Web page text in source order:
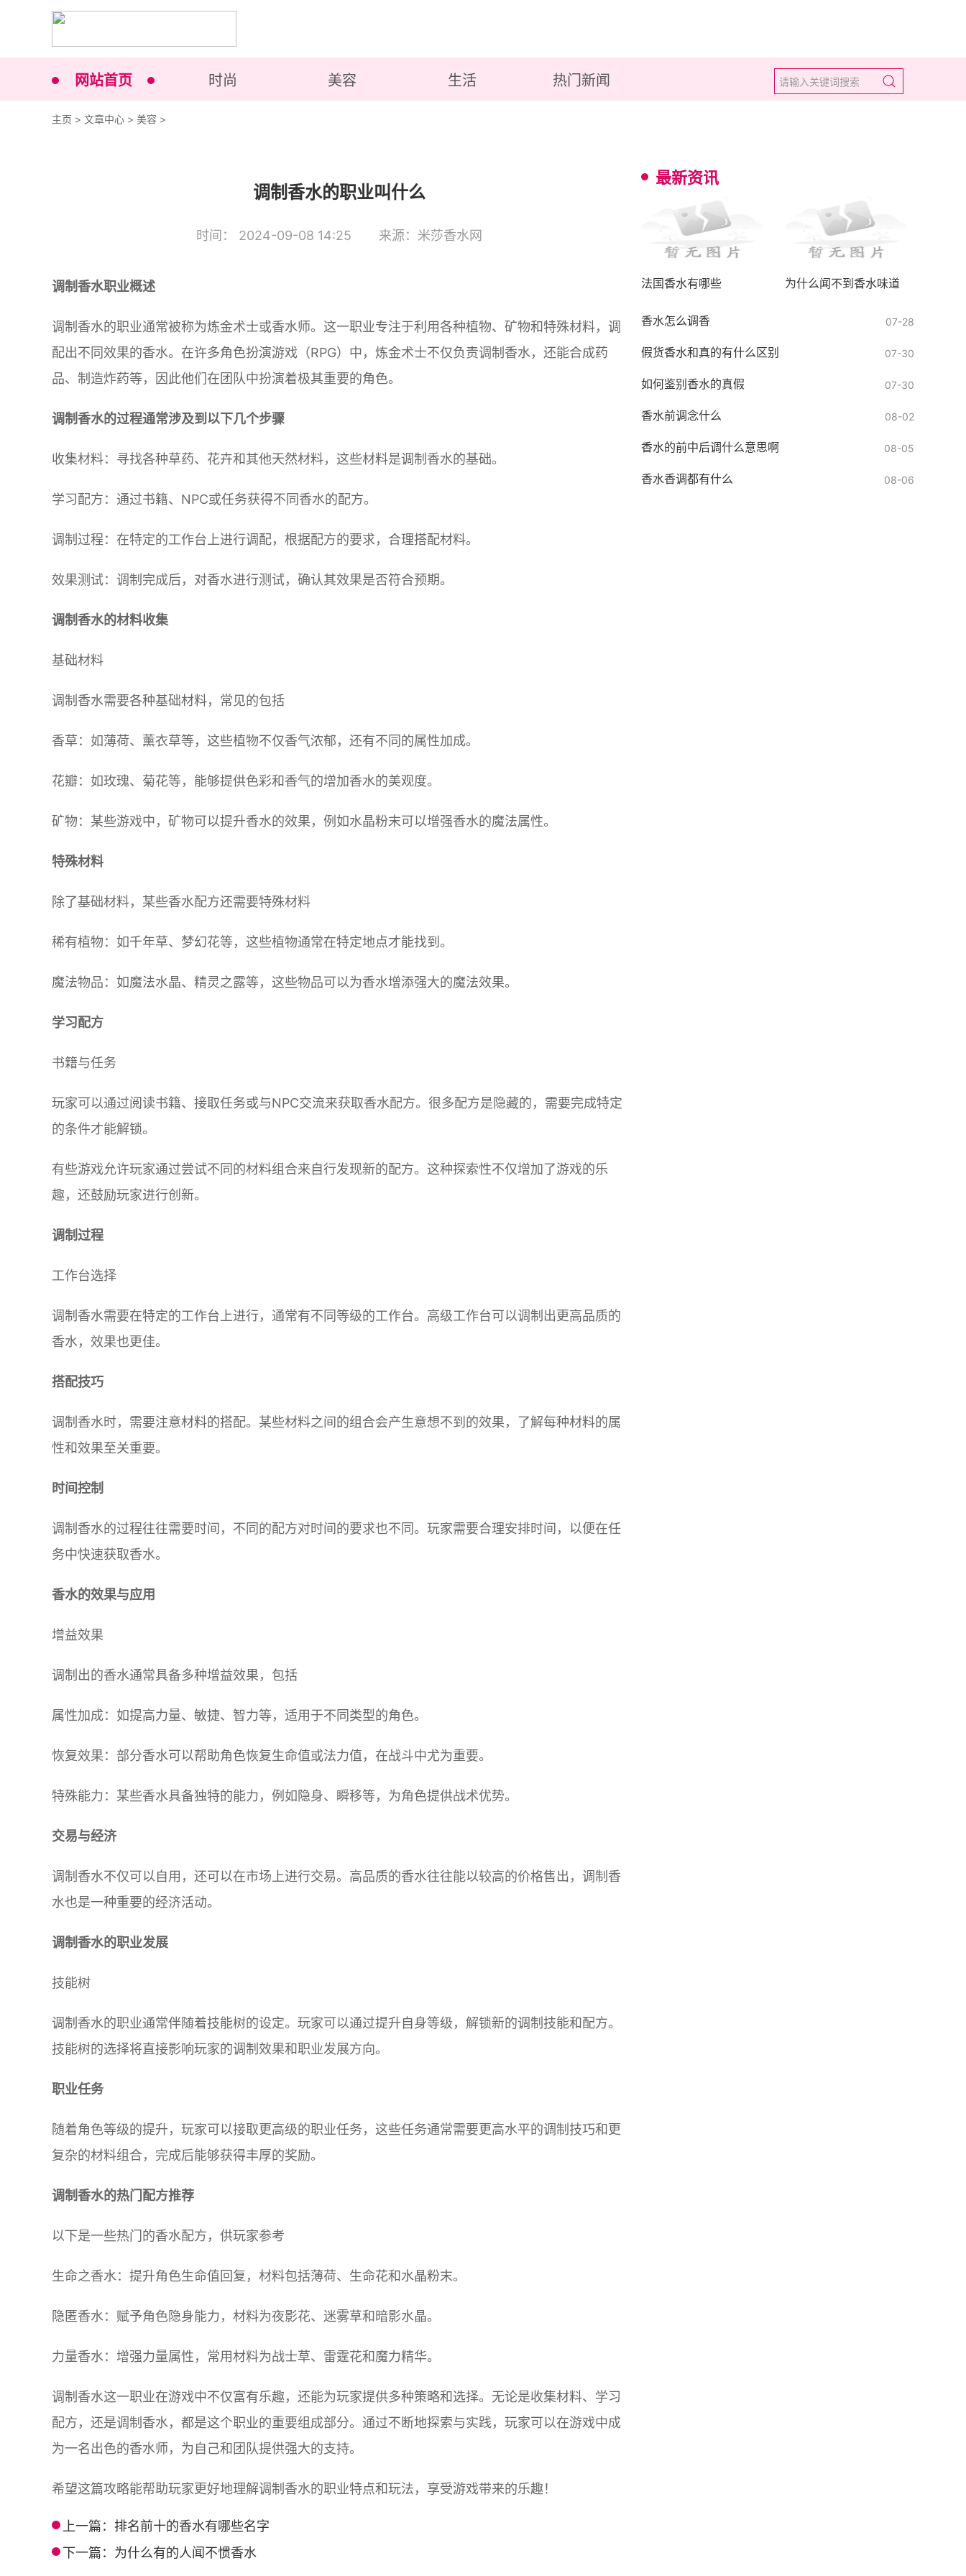
网站首页 时尚 美容 生活 热门新闻
主页 > 文章中心 > 美容 >
调制香水的职业叫什么
时间： 2024-09-08 14:25 来源：米莎香水网
调制香水职业概述
调制香水的职业通常被称为炼金术士或香水师。这一职业专注于利用各种植物、矿物和特殊材料，调
配出不同效果的香水。在许多角色扮演游戏（RPG）中，炼金术士不仅负责调制香水，还能合成药
品、制造炸药等，因此他们在团队中扮演着极其重要的角色。
调制香水的过程通常涉及到以下几个步骤
收集材料：寻找各种草药、花卉和其他天然材料，这些材料是调制香水的基础。
学习配方：通过书籍、NPC或任务获得不同香水的配方。
调制过程：在特定的工作台上进行调配，根据配方的要求，合理搭配材料。
效果测试：调制完成后，对香水进行测试，确认其效果是否符合预期。
调制香水的材料收集
基础材料
调制香水需要各种基础材料，常见的包括
香草：如薄荷、薰衣草等，这些植物不仅香气浓郁，还有不同的属性加成。
花瓣：如玫瑰、菊花等，能够提供色彩和香气的增加香水的美观度。
矿物：某些游戏中，矿物可以提升香水的效果，例如水晶粉末可以增强香水的魔法属性。
特殊材料
除了基础材料，某些香水配方还需要特殊材料
稀有植物：如千年草、梦幻花等，这些植物通常在特定地点才能找到。
魔法物品：如魔法水晶、精灵之露等，这些物品可以为香水增添强大的魔法效果。
学习配方
书籍与任务
玩家可以通过阅读书籍、接取任务或与NPC交流来获取香水配方。很多配方是隐藏的，需要完成特定
的条件才能解锁。
有些游戏允许玩家通过尝试不同的材料组合来自行发现新的配方。这种探索性不仅增加了游戏的乐
趣，还鼓励玩家进行创新。
调制过程
工作台选择
调制香水需要在特定的工作台上进行，通常有不同等级的工作台。高级工作台可以调制出更高品质的
香水，效果也更佳。
搭配技巧
调制香水时，需要注意材料的搭配。某些材料之间的组合会产生意想不到的效果，了解每种材料的属
性和效果至关重要。
时间控制
调制香水的过程往往需要时间，不同的配方对时间的要求也不同。玩家需要合理安排时间，以便在任
务中快速获取香水。
香水的效果与应用
增益效果
调制出的香水通常具备多种增益效果，包括
属性加成：如提高力量、敏捷、智力等，适用于不同类型的角色。
恢复效果：部分香水可以帮助角色恢复生命值或法力值，在战斗中尤为重要。
特殊能力：某些香水具备独特的能力，例如隐身、瞬移等，为角色提供战术优势。
交易与经济
调制香水不仅可以自用，还可以在市场上进行交易。高品质的香水往往能以较高的价格售出，调制香
水也是一种重要的经济活动。
调制香水的职业发展
技能树
调制香水的职业通常伴随着技能树的设定。玩家可以通过提升自身等级，解锁新的调制技能和配方。
技能树的选择将直接影响玩家的调制效果和职业发展方向。
职业任务
随着角色等级的提升，玩家可以接取更高级的职业任务，这些任务通常需要更高水平的调制技巧和更
复杂的材料组合，完成后能够获得丰厚的奖励。
调制香水的热门配方推荐
以下是一些热门的香水配方，供玩家参考
生命之香水：提升角色生命值回复，材料包括薄荷、生命花和水晶粉末。
隐匿香水：赋予角色隐身能力，材料为夜影花、迷雾草和暗影水晶。
力量香水：增强力量属性，常用材料为战士草、雷霆花和魔力精华。
调制香水这一职业在游戏中不仅富有乐趣，还能为玩家提供多种策略和选择。无论是收集材料、学习
配方，还是调制香水，都是这个职业的重要组成部分。通过不断地探索与实践，玩家可以在游戏中成
为一名出色的香水师，为自己和团队提供强大的支持。
希望这篇攻略能帮助玩家更好地理解调制香水的职业特点和玩法，享受游戏带来的乐趣！
上一篇： 排名前十的香水有哪些名字
下一篇： 为什么有的人闻不惯香水
最新资讯
法国香水有哪些 为什么闻不到香水味道
香水怎么调香 07-28
假货香水和真的有什么区别 07-30
如何鉴别香水的真假 07-30
香水前调念什么 08-02
香水的前中后调什么意思啊 08-05
香水香调都有什么 08-06